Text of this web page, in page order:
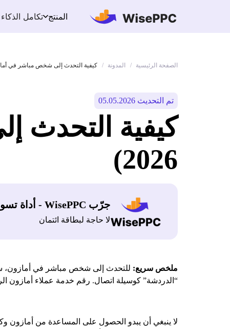
المنتج تكامل
الصفحة الرئيسية / المدونة / كيفية التحدث إلى شخص مباشر في أمازون
تم التحديث 05.05.2026
كيفية التحدث
2026)
جرّب WisePPC - أداة تسويق أمازون
لا حاجة لبطاقة ائتمان
ملخص سريع: للتحدث إلى شخص مباشر في أمازون،
“الدردشة” كوسيلة اتصال. رقم خدمة عملاء أمازون الرئيسي هو 1-888-280-4331، وهو متاح على مدار الساعة طوال أيام الأسبوع
لا ينبغي أن يبدو الحصول على المساعدة من أمازون